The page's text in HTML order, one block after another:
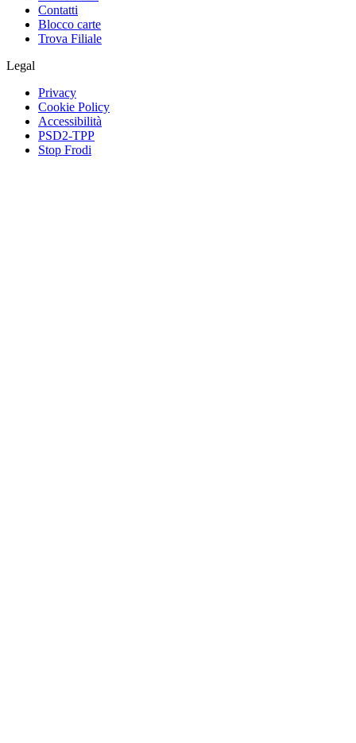
Contatti
Blocco carte
Trova Filiale
Legal
Privacy
Cookie Policy
Accessibilità
PSD2-TPP
Stop Frodi